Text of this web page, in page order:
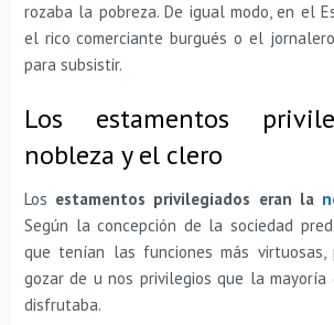
rozaba la pobreza. De igual modo, en el
el rico comerciante burgués o el
para subsistir.
Los estamentos
nobleza y el clero
Los estamentos privilegiados eran la
Según la concepción de la sociedad
que tenían las funciones más
gozar de u nos privilegios que la
disfrutaba.